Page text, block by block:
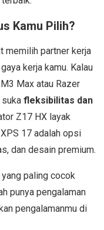
Kamu Pilih?
memilih partner kerja
kerja kamu. Kalau
Max atau Razer
fleksibilitas dan
Z17 HX layak
17 adalah opsi
dan desain premium.
paling cocok
punya pengalaman
pengalamanmu di